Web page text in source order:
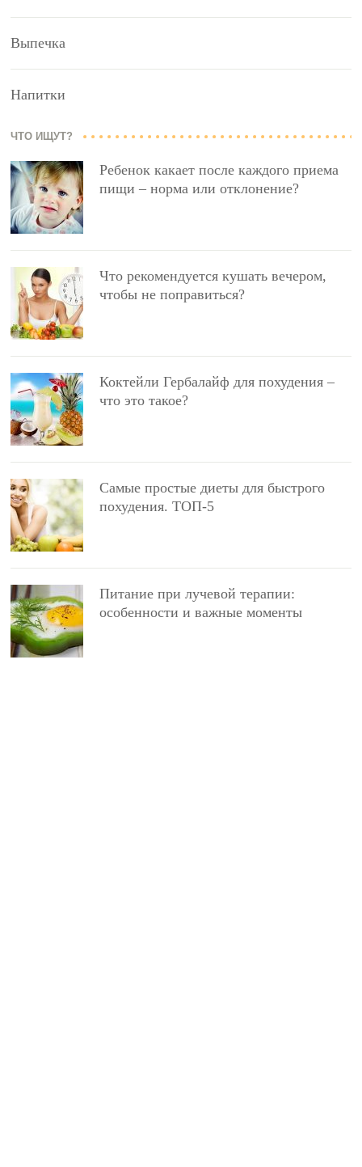
Выпечка
Напитки
ЧТО ИЩУТ?
Ребенок какает после каждого приема
пищи – норма или отклонение?
Что рекомендуется кушать вечером,
чтобы не поправиться?
Коктейли Гербалайф для похудения –
что это такое?
Самые простые диеты для быстрого
похудения. ТОП-5
Питание при лучевой терапии:
особенности и важные моменты